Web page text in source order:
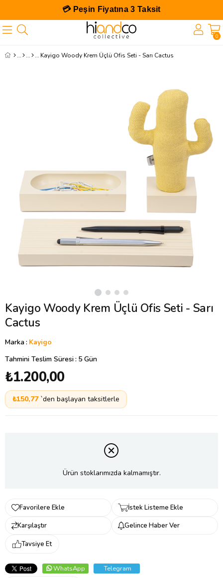
💳 Peşin Fiyatına 3 Taksit
0
Kayigo Woody Krem Üçlü Ofis Seti - Sarı Cactus
Kayigo Woody Krem Üçlü Ofis Seti - Sarı
Cactus
Marka: Kayigo
Tahmini Teslim Süresi: 5 Gün
₺1.200,00
₺150,77 `den başlayan taksitlerle
Ürün stoklarımızda kalmamıştır.
Favorilere Ekle
İstek Listeme Ekle
Karşılaştır
Gelince Haber Ver
Tavsiye Et
WhatsApp
Telegram